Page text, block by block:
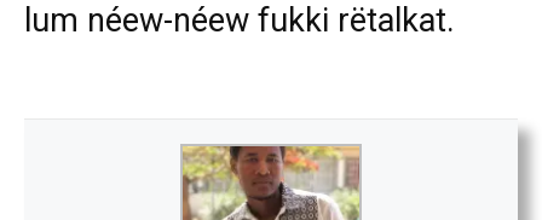
lum néew-néew fukki rëtalkat.